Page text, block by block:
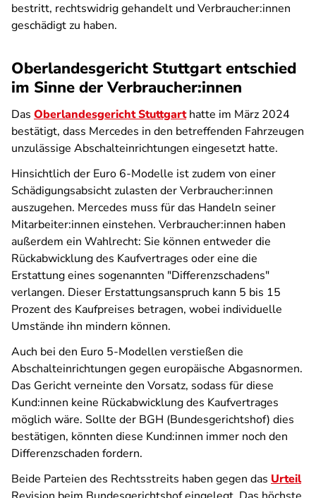
bestritt, rechtswidrig gehandelt und Verbraucher:innen
geschädigt zu haben.
Oberlandesgericht Stuttgart entschied
im Sinne der Verbraucher:innen
Das Oberlandesgericht Stuttgarthatte im März 2024
bestätigt, dass Mercedes in den betreffenden Fahrzeugen
unzulässige Abschalteinrichtungen eingesetzt hatte.
Hinsichtlich der Euro 6-Modelle ist zudem von einer
Schädigungsabsicht zulasten der Verbraucher:innen
auszugehen. Mercedes muss für das Handeln seiner
Mitarbeiter:innen einstehen. Verbraucher:innen haben
außerdem ein Wahlrecht: Sie können entweder die
Rückabwicklung des Kaufvertrages oder eine die
Erstattung eines sogenannten "Differenzschadens"
verlangen. Dieser Erstattungsanspruch kann 5 bis 15
Prozent des Kaufpreises betragen, wobei individuelle
Umstände ihn mindern können.
Auch bei den Euro 5-Modellen verstießen die
Abschalteinrichtungen gegen europäische Abgasnormen.
Das Gericht verneinte den Vorsatz, sodass für diese
Kund:innen keine Rückabwicklung des Kaufvertrages
möglich wäre. Sollte der BGH (Bundesgerichtshof) dies
bestätigen, könnten diese Kund:innen immer noch den
Differenzschaden fordern.
Beide Parteien des Rechtsstreits haben gegen das Urteil